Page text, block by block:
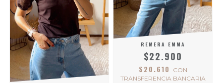
REMERA EMMA
$22.900
$20.610
CON
TRANSFERENCIA BANCARIA